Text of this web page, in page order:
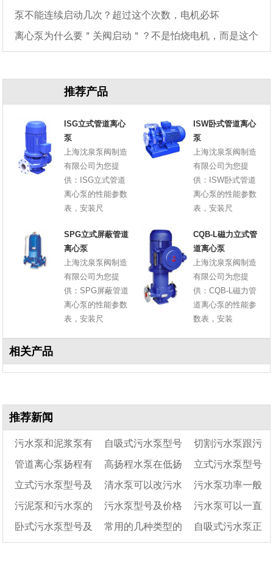
泵不能连续启动几次？超过这个次数，电机必坏
离心泵为什么要＂关阀启动＂？不是怕烧电机，而是这个
推荐产品
ISG立式管道离心
泵
上海沈泉泵阀制造
有限公司为您提
供：ISG立式管道
离心泵的性能参数
表，安装尺
ISW卧式管道离心
泵
上海沈泉泵阀制造
有限公司为您提
供：ISW卧式管道
离心泵的性能参数
表，安装尺
SPG立式屏蔽管道
离心泵
上海沈泉泵阀制造
有限公司为您提
供：SPG屏蔽管道
离心泵的性能参数
表，安装尺
CQB-L磁力立式管
道离心泵
上海沈泉泵阀制造
有限公司为您提
供：CQB-L磁力管
道离心泵的性能参
数表，安装
相关产品
推荐新闻
污水泵和泥浆泵有
什么区别
自吸式污水泵型号
一览表
切割污水泵跟污
水泵哪个好
管道离心泵扬程有
50米的吗?
高扬程水泵在低扬
程下使用为什么烧毁
电机
立式污水泵型号
一览表
立式污水泵型号及
参数
清水泵可以改污水
泵吗
污水泵功率一般
多大
污泥泵和污水泵的
区别
污水泵型号及价格 污水泵可以一直
放在化粪池吗
卧式污水泵型号及 常用的几种类型的 自吸式污水泵正